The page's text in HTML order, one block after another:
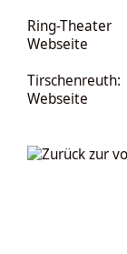
Ring-Theater
Webseite
Tirschenreuth:
Webseite